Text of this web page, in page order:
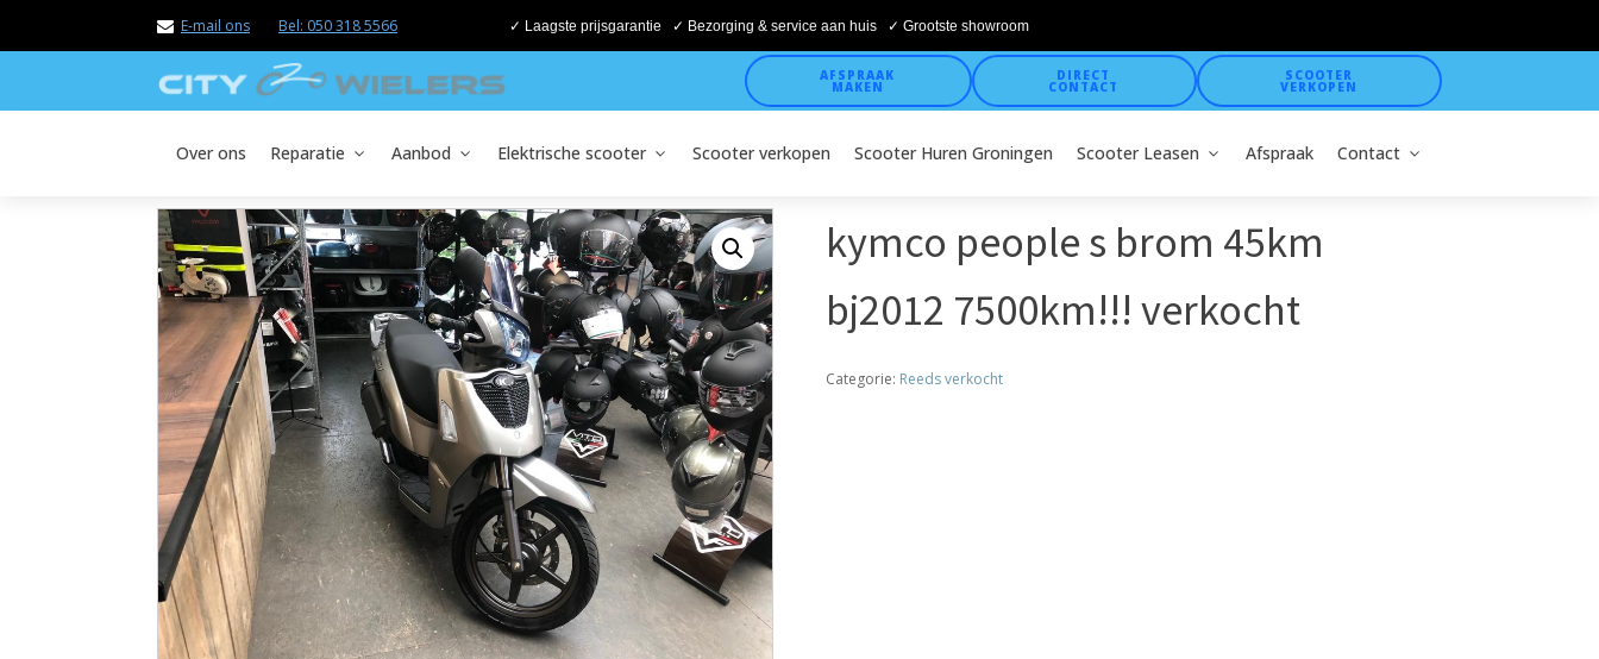
E-mail ons Bel: 050 318 5566 ✓ Laagste prijsgarantie ✓ Bezorging & service aan huis ✓ Grootste showroom
AFSPRAAK
MAKEN
DIRECT
CONTACT
SCOOTER
VERKOPEN
Over ons Reparatie Aanbod Elektrische scooter Scooter verkopen Scooter Huren Groningen Scooter Leasen Afspraak Contact
kymco people s brom 45km
bj2012 7500km!!! verkocht
Categorie: Reeds verkocht